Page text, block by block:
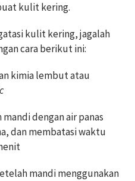
kulit kering.
kulit kering, jagalah
cara berikut ini:
kimia lembut atau
dengan air panas
dan membatasi waktu
mandi menggunakan